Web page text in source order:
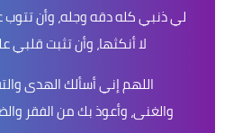
لي ذنبي كله دقه وجله، وأن
لا أنكثها، وأن تثبت قلبي
اللهم إني أسألك الهدى
والغنى، وأعوذ بك من الفقر